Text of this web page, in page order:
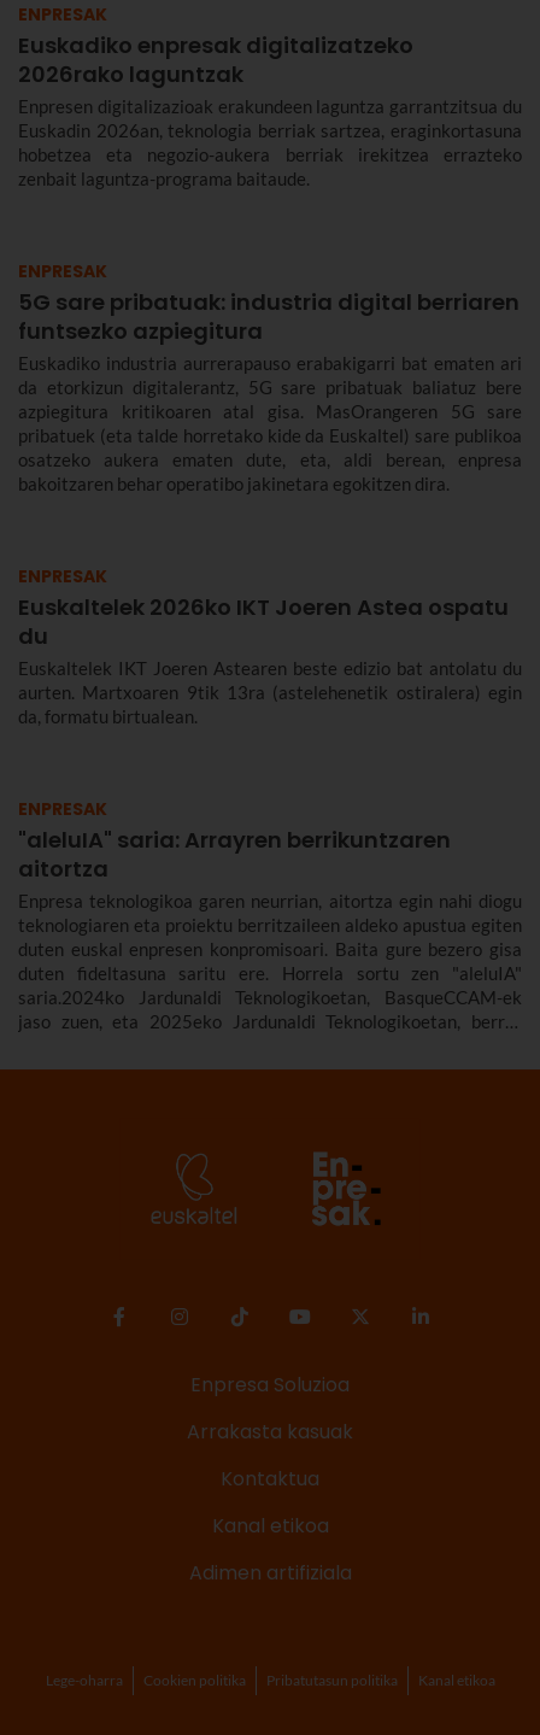
ENPRESAK
Euskadiko enpresak digitalizatzeko
2026rako laguntzak
Enpresen digitalizazioak erakundeen laguntza garrantzitsua du
Euskadin 2026an, teknologia berriak sartzea, eraginkortasuna
hobetzea eta negozio-aukera berriak irekitzea errazteko
zenbait laguntza-programa baitaude.
ENPRESAK
5G sare pribatuak: industria digital berriaren
funtsezko azpiegitura
Euskadiko industria aurrerapauso erabakigarri bat ematen ari
da etorkizun digitalerantz, 5G sare pribatuak baliatuz bere
azpiegitura kritikoaren atal gisa. MasOrangeren 5G sare
pribatuek (eta talde horretako kide da Euskaltel) sare publikoa
osatzeko aukera ematen dute, eta, aldi berean, enpresa
bakoitzaren behar operatibo jakinetara egokitzen dira.
ENPRESAK
Euskaltelek 2026ko IKT Joeren Astea ospatu
du
Euskaltelek IKT Joeren Astearen beste edizio bat antolatu du
aurten. Martxoaren 9tik 13ra (astelehenetik ostiralera) egin
da, formatu birtualean.
ENPRESAK
"aleluIA" saria: Arrayren berrikuntzaren
aitortza
Enpresa teknologikoa garen neurrian, aitortza egin nahi diogu
teknologiaren eta proiektu berritzaileen aldeko apustua egiten
duten euskal enpresen konpromisoari. Baita gure bezero gisa
duten fideltasuna saritu ere. Horrela sortu zen "aleluIA"
saria.2024ko Jardunaldi Teknologikoetan, BasqueCCAM-ek
jaso zuen, eta 2025eko Jardunaldi Teknologikoetan, berriz,
Enpresa Soluzioa
Arrakasta kasuak
Kontaktua
Kanal etikoa
Adimen artifiziala
Lege-oharra Cookien politika Pribatutasun politika Kanal etikoa